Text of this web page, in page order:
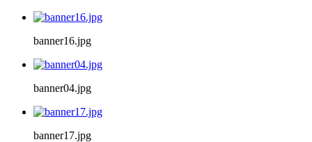
banner16.jpg
banner04.jpg
banner17.jpg